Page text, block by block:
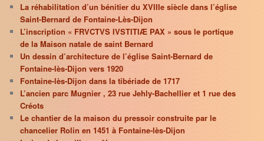
La réhabilitation d’un bénitier du XVIIIe siècle dans l’église
Saint-Bernard de Fontaine-Lès-Dijon
L’inscription « FRVCTVS IVSTITIÆ PAX » sous le portique
de la Maison natale de saint Bernard
Un dessin d’architecture de l’église Saint-Bernard de
Fontaine-lès-Dijon vers 1920
Fontaine-lès-Dijon dans la tibériade de 1717
L’ancien parc Mugnier , 23 rue Jehly-Bachellier et 1 rue des
Créots
Le chantier de la maison du pressoir construite par le
chancelier Rolin en 1451 à Fontaine-lès-Dijon